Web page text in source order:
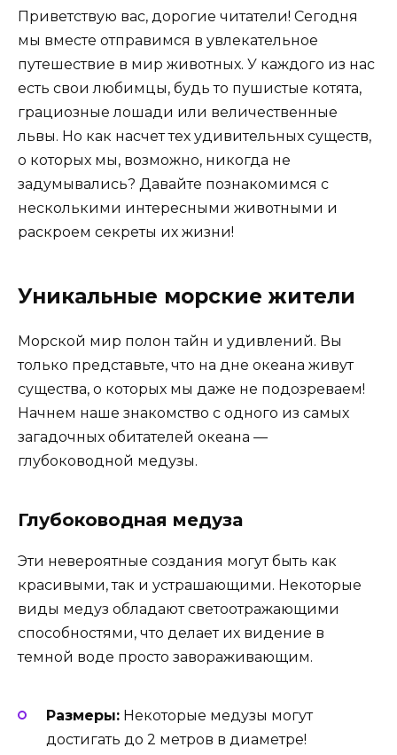
Приветствую вас, дорогие читатели! Сегодня
мы вместе отправимся в увлекательное
путешествие в мир животных. У каждого из нас
есть свои любимцы, будь то пушистые котята,
грациозные лошади или величественные
львы. Но как насчет тех удивительных существ,
о которых мы, возможно, никогда не
задумывались? Давайте познакомимся с
несколькими интересными животными и
раскроем секреты их жизни!
Уникальные морские жители
Морской мир полон тайн и удивлений. Вы
только представьте, что на дне океана живут
существа, о которых мы даже не подозреваем!
Начнем наше знакомство с одного из самых
загадочных обитателей океана —
глубоководной медузы.
Глубоководная медуза
Эти невероятные создания могут быть как
красивыми, так и устрашающими. Некоторые
виды медуз обладают светоотражающими
способностями, что делает их видение в
темной воде просто завораживающим.
Размеры: Некоторые медузы могут
достигать до 2 метров в диаметре!